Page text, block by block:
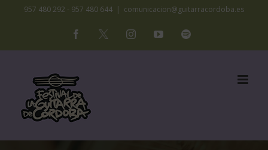
contenido
957 480 292 - 957 480 644 | comunicacion@guitarracordoba.es
Facebook
X InstagramYouTubeSpotify